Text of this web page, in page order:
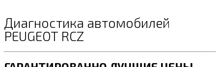
Диагностика автомобилей
PEUGEOT RCZ